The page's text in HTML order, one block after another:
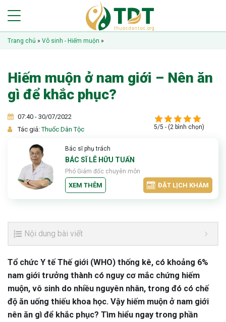
Trang chủ » Vô sinh - Hiếm muộn »
Hiếm muộn ở nam giới – Nên ăn
gì để khắc phục?
07:40 - 30/07/2022
Tác giả:Thuốc Dân Tộc 5/5 - (2 bình chọn)
Bác sĩ phụ trách
BÁC SĨ LÊ HỮU TUẤN
Phó Giám đốc chuyên môn
XEM THÊM ĐẶT LỊCH KHÁM
Nội dung bài viết
Tổ chức Y tế Thế giới (WHO) thống kê, có khoảng 6%
nam giới trưởng thành có nguy cơ mắc chứng hiếm
muộn, vô sinh do nhiều nguyên nhân, trong đó có chế
độ ăn uống thiếu khoa học. Vậy hiếm muộn ở nam giới
nên ăn gì để khắc phục? Tìm hiểu ngay trong phần